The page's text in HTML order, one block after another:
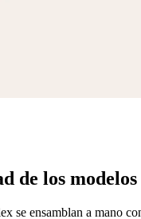
de los modelos
se ensamblan a mano